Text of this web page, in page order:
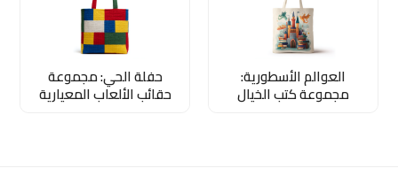
العوالم الأسطورية:
مجموعة كتب الخيال
حفلة الحي: مجموعة
حقائب الألعاب المعيارية